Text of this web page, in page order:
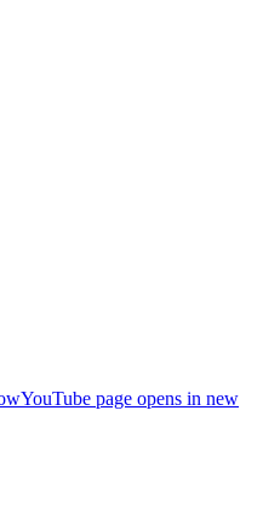
YouTube page opens in new